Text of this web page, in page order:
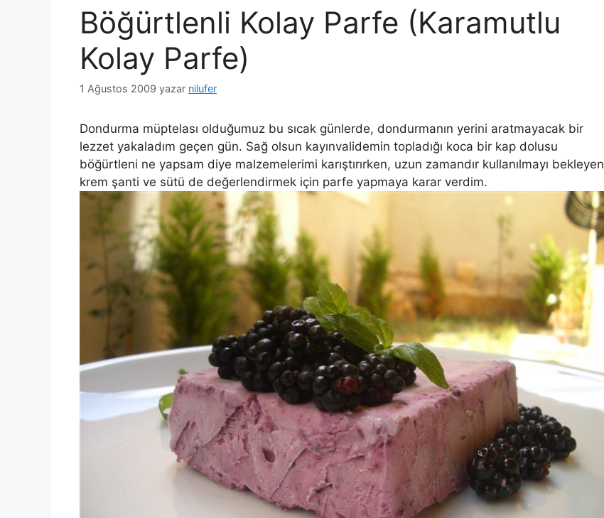
Böğürtlenli Kolay Parfe (Karamutlu
Kolay Parfe)
1 Ağustos 2009 yazar nilufer
Dondurma müptelası olduğumuz bu sıcak günlerde, dondurmanın yerini aratmayacak bir
lezzet yakaladım geçen gün. Sağ olsun kayınvalidemin topladığı koca bir kap dolusu
böğürtleni ne yapsam diye malzemelerimi karıştırırken, uzun zamandır kullanılmayı bekleyen
krem şanti ve sütü de değerlendirmek için parfe yapmaya karar verdim.